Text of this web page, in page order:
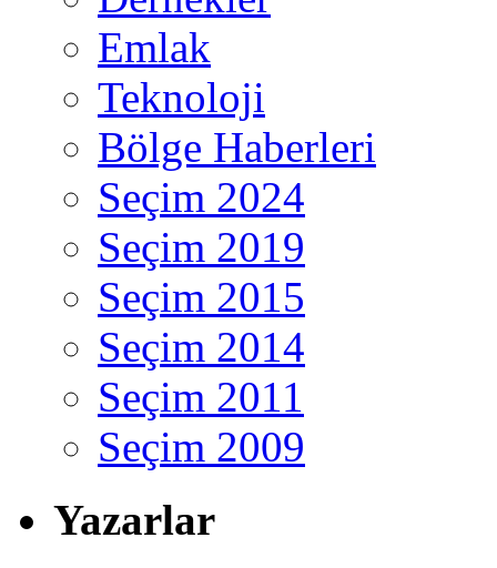
Emlak
Teknoloji
Bölge Haberleri
Seçim 2024
Seçim 2019
Seçim 2015
Seçim 2014
Seçim 2011
Seçim 2009
Yazarlar